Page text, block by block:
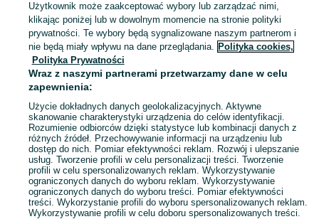
Odśwież tę stronę lub wróć na stronę główną.
Odśwież
Użytkownik może zaakceptować wybory lub zarządzać nimi,
klikając poniżej lub w dowolnym momencie na stronie polityki
prywatności. Te wybory będą sygnalizowane naszym partnerom i
nie będą miały wpływu na dane przeglądania. Polityka cookies,
Polityka Prywatności
Wraz z naszymi partnerami przetwarzamy dane w celu
zapewnienia:
Użycie dokładnych danych geolokalizacyjnych. Aktywne
skanowanie charakterystyki urządzenia do celów identyfikacji.
Rozumienie odbiorców dzięki statystyce lub kombinacji danych z
różnych źródeł. Przechowywanie informacji na urządzeniu lub
dostęp do nich. Pomiar efektywności reklam. Rozwój i ulepszanie
usług. Tworzenie profili w celu personalizacji treści. Tworzenie
profili w celu spersonalizowanych reklam. Wykorzystywanie
ograniczonych danych do wyboru reklam. Wykorzystywanie
ograniczonych danych do wyboru treści. Pomiar efektywności
treści. Wykorzystanie profili do wyboru spersonalizowanych reklam.
Wykorzystywanie profili w celu doboru spersonalizowanych treści.